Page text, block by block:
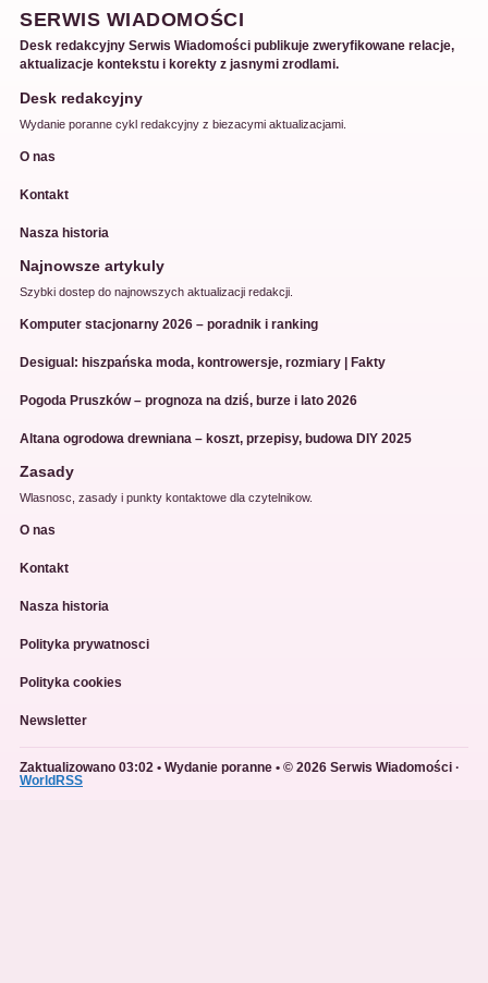
SERWIS WIADOMOŚCI
Desk redakcyjny Serwis Wiadomości publikuje zweryfikowane relacje,
aktualizacje kontekstu i korekty z jasnymi zrodlami.
Desk redakcyjny
Wydanie poranne cykl redakcyjny z biezacymi aktualizacjami.
O nas
Kontakt
Nasza historia
Najnowsze artykuly
Szybki dostep do najnowszych aktualizacji redakcji.
Komputer stacjonarny 2026 – poradnik i ranking
Desigual: hiszpańska moda, kontrowersje, rozmiary | Fakty
Pogoda Pruszków – prognoza na dziś, burze i lato 2026
Altana ogrodowa drewniana – koszt, przepisy, budowa DIY 2025
Zasady
Wlasnosc, zasady i punkty kontaktowe dla czytelnikow.
O nas
Kontakt
Nasza historia
Polityka prywatnosci
Polityka cookies
Newsletter
Zaktualizowano 03:02 • Wydanie poranne • © 2026 Serwis Wiadomości ·
WorldRSS